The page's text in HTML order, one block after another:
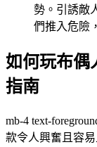
勢。引誘敵
們推入危險
如何玩布偶
指南
mb-4 text-
款令人興奮且容